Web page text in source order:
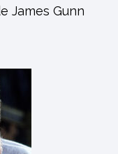
James Gunn